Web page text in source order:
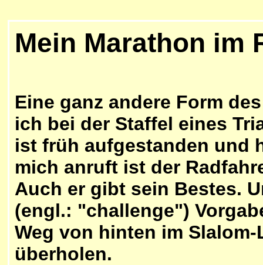
Mein Marathon im
Eine ganz andere Form
ich bei der Staffel eines
ist früh aufgestanden und
mich anruft ist der
Auch er gibt sein Bestes.
(engl.: "challenge")
Weg von hinten im
überholen.